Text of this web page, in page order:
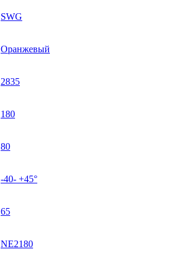
SWG
Оранжевый
2835
180
80
-40- +45°
65
NE2180